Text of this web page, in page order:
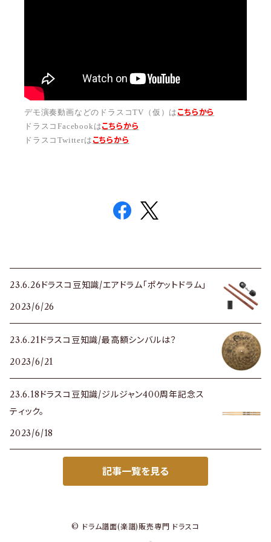
デモ演奏動画などのドラスコTV（仮）は こちらから
ドラスコFacebookはこちらから
ドラスコTwitterは こちらから
23.6.26ドラスコ豆知識/エアドラム「ポケットドラム」
2023/6/26
23.6.21ドラスコ豆知識/最高額シンバルは？
2023/6/21
23.6.18ドラスコ豆知識/ジルジャン400周年記念ス
ティック。
2023/6/18
記事一覧を見る
© ドラム譜面(楽譜)販売専門 ドラスコ